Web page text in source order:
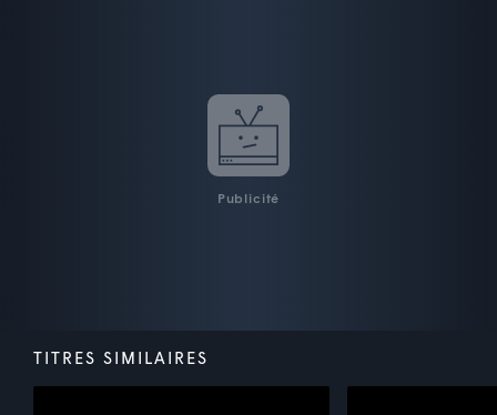
Publicité
TITRES SIMILAIRES